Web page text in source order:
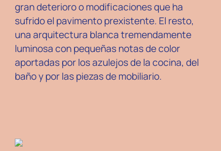
gran deterioro o modificaciones que ha
sufrido el pavimento prexistente. El resto,
una arquitectura blanca tremendamente
luminosa con pequeñas notas de color
aportadas por los azulejos de la cocina, del
baño y por las piezas de mobiliario.